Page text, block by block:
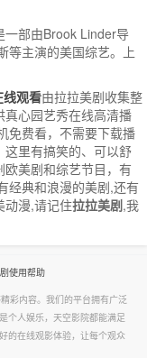
一部由Brook Linder导
等主演的美国综艺。上
观看由拉拉美剧收集整
真心园艺秀在线高清播
免费看，不需要下载播
里有搞笑的、可以舒
美剧和综艺节目，有
经典和浪漫的美剧,还有
动漫,请记住拉拉美剧,我
使用帮助
彩内容。我们的平台拥有广泛
个人娱乐，天空影院都能满足
的在线观影体验，让每个观众